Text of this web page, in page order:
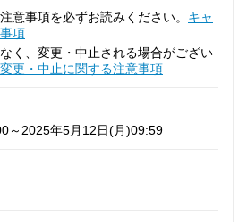
意事項を必ずお読みください。 キャ
項
く、変更・中止される場合がござい
更・中止に関する注意事項
～2025年5月12日(月)09:59